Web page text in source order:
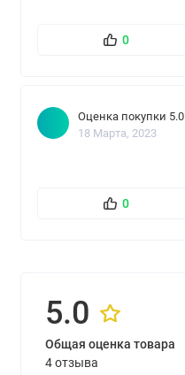
0
Оценка покупки 5.0
18 Марта, 2023
0
5.0
Общая оценка товара
4 отзыва